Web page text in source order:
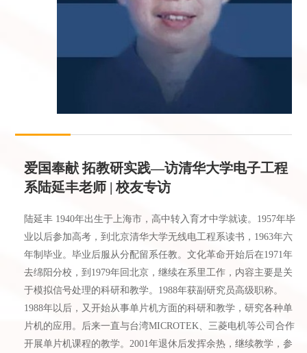
爱国奉献 拓教研实践—访清华大学电子工程
系陆延丰老师 | 校友专访
陆延丰 1940年出生于上海市，高中转入育才中学就读。1957年毕
业以后参加高考，到北京清华大学无线电工程系读书，1963年六
年制毕业。毕业后服从分配留系任教。文化革命开始后在1971年
去绵阳分校，到1979年回北京，继续在系里工作，内容主要是关
于模拟信号处理的科研和教学。1988年获副研究员高级职称。
1988年以后，又开始从事单片机方面的科研和教学，研究各种单
片机的应用。后来一直与台湾MICROTEK、三菱电机等公司合作
开展单片机课程的教学。2001年退休后发挥余热，继续教学，参